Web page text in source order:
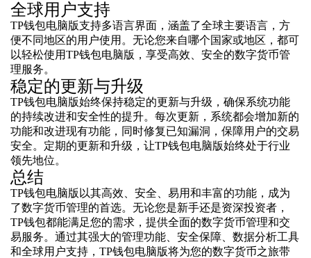
全球用户支持
TP钱包电脑版支持多语言界面，涵盖了全球主要语言，方
便不同地区的用户使用。无论您来自哪个国家或地区，都可
以轻松使用TP钱包电脑版，享受高效、安全的数字货币管
理服务。
稳定的更新与升级
TP钱包电脑版始终保持稳定的更新与升级，确保系统功能
的持续改进和安全性的提升。每次更新，系统都会增加新的
功能和改进现有功能，同时修复已知漏洞，保障用户的交易
安全。定期的更新和升级，让TP钱包电脑版始终处于行业
领先地位。
总结
TP钱包电脑版以其高效、安全、易用和丰富的功能，成为
了数字货币管理的首选。无论您是新手还是资深投资者，
TP钱包都能满足您的需求，提供全面的数字货币管理和交
易服务。通过其强大的管理功能、安全保障、数据分析工具
和全球用户支持，TP钱包电脑版将为您的数字货币之旅带